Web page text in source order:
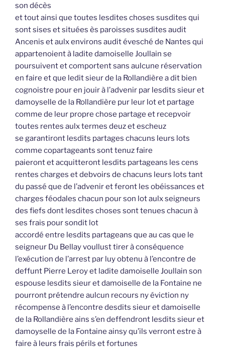
son décès
et tout ainsi que toutes lesdites choses susdites qui
sont sises et situées ès paroisses susdites audit
Ancenis et aulx environs audit évesché de Nantes qui
appartenoient à ladite damoiselle Joullain se
poursuivent et comportent sans aulcune réservation
en faire et que ledit sieur de la Rollandière a dit bien
cognoistre pour en jouir à l’advenir par lesdits sieur et
damoyselle de la Rollandière pur leur lot et partage
comme de leur propre chose partage et recepvoir
toutes rentes aulx termes deuz et escheuz
se garantiront lesdits partages chacuns leurs lots
comme copartageants sont tenuz faire
paieront et acquitteront lesdits partageans les cens
rentes charges et debvoirs de chacuns leurs lots tant
du passé que de l’advenir et feront les obéissances et
charges féodales chacun pour son lot aulx seigneurs
des fiefs dont lesdites choses sont tenues chacun à
ses frais pour sondit lot
accordé entre lesdits partageans que au cas que le
seigneur Du Bellay voullust tirer à conséquence
l’exécution de l’arrest par luy obtenu à l’encontre de
deffunt Pierre Leroy et ladite damoiselle Joullain son
espouse lesdits sieur et damoiselle de la Fontaine ne
pourront prétendre aulcun recours ny éviction ny
récompense à l’encontre desdits sieur et damoiselle
de la Rollandière ains s’en deffendront lesdits sieur et
damoyselle de la Fontaine ainsy qu’ils verront estre à
faire à leurs frais périls et fortunes